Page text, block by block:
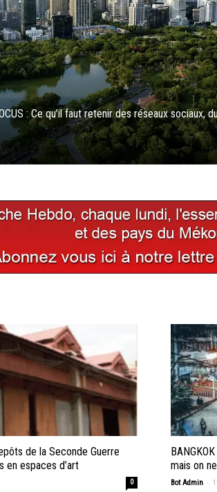
: Ce qu’il faut retenir des réseaux sociaux,
de la Seconde Guerre
en espaces d’art
0
mais on
Bot Admin -